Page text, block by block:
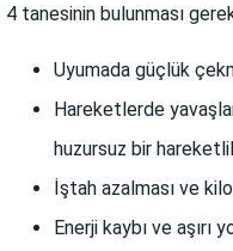
4 tanesinin bulunması
Uyumada güçlük
Hareketlerde
huzursuz bir
İştah azalması ve
Enerji kaybı ve aşırı